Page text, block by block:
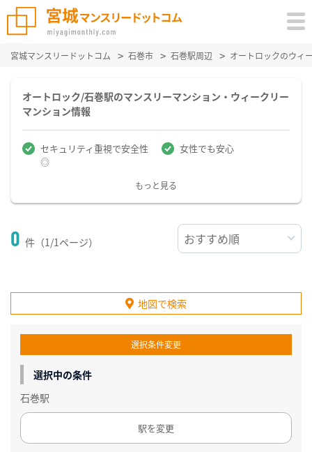
宮城マンスリードットコム 石巻市 石巻駅周辺 オートロックのウィ
オートロック/石巻駅のマンスリーマンション・ウィークリー
マンション情報
セキュリティ重視で安全性
◎
女性でも安心
もっと見る
0 件（1/1ページ）
地図で検索
選択条件変更
選択中の条件
石巻駅
駅を変更